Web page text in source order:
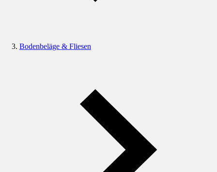
Bodenbeläge & Fliesen